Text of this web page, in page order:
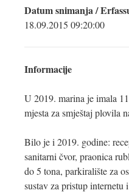
Datum snimanja /
18.09.2015 09:20:00
Informacije
U 2019. marina je imala
mjesta za smještaj plovila
Bilo je i 2019. godine:
sanitarni čvor, praonica
do 5 tona, parkiralište za
sustav za pristup